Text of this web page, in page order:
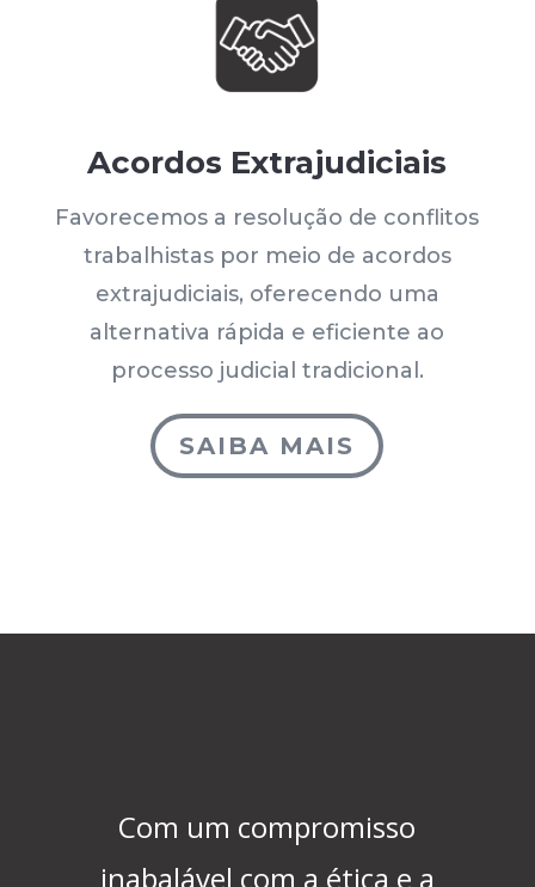
Acordos Extrajudiciais
Favorecemos a resolução de conflitos
trabalhistas por meio de acordos
extrajudiciais, oferecendo uma
alternativa rápida e eficiente ao
processo judicial tradicional.
SAIBA MAIS
Com um compromisso
inabalável com a ética e a